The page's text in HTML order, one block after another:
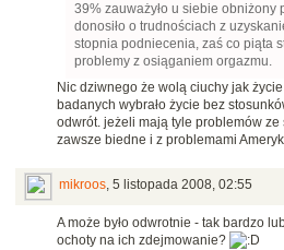
39% zauważyło u siebie obniżony
donosiło o trudnościach z
stopnia podniecenia, zaś co piąta
problemy z osiąganiem orgazmu.
Nic dziwnego że wolą ciuchy jak
badanych wybrało życie bez
odwrót. jeżeli mają tyle problemów ze
zawsze biedne i z problemami
mikroos, 5 listopada 2008, 02:55
A może było odwrotnie - tak bardzo
ochoty na ich zdejmowanie?